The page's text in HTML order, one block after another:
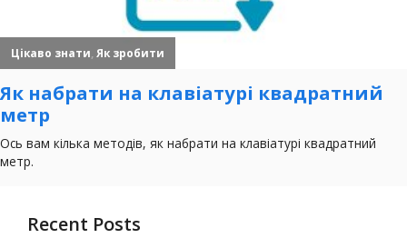
Recent Posts